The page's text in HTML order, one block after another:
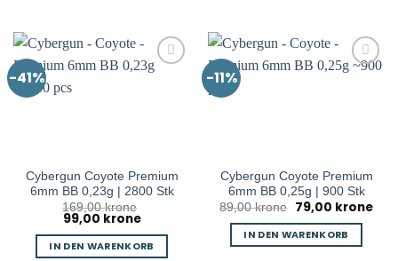
-41%
Cybergun Coyote Premium
6mm BB 0,23g | 2800 Stk
169,00krone
Ursprünglicher
war:
169,00 kr
99,00 kroneAktueller
ist:
99,00 kr.
IN DEN WARENKORB
-11%
Cybergun Coyote Premium
6mm BB 0,25g | 900 Stk
89,00krone
Ursprünglicher
war:
89,00 kr
79,00 krone
IN DEN WARENKORB